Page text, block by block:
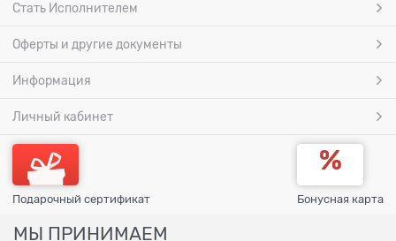
Стать Исполнителем
Оферты и другие документы
Информация
Личный кабинет
Подарочный сертификат Бонусная карта
МЫ ПРИНИМАЕМ